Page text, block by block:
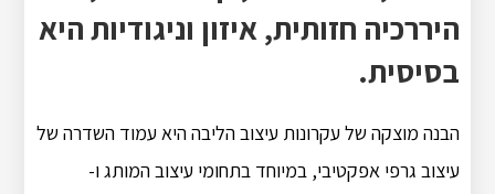
היררכיה חזותית, איזון וניגודיות היא
בסיסית.
הבנה מוצקה של עקרונות עיצוב הליבה היא עמוד השדרה של
עיצוב גרפי אפקטיבי, במיוחד בתחומי עיצוב המותג ו-